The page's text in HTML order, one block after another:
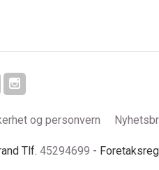
og personvern
Tlf. 45294699 -